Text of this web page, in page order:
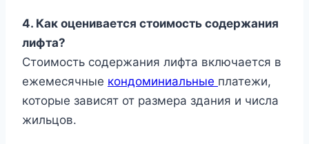
4. Как оценивается стоимость содержания
лифта?
Стоимость содержания лифта включается в
ежемесячные кондоминиальные платежи,
которые зависят от размера здания и числа
жильцов.